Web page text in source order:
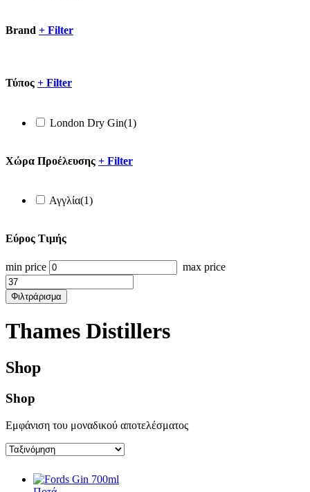
Brand + Filter
Τύπος + Filter
London Dry Gin(1)
Xώρα Προέλευσης + Filter
Αγγλία(1)
Εύρος Τιμής
min price max price
Φιλτράρισμα
Thames Distillers
Shop
Shop
Εμφάνιση του μοναδικού αποτελέσματος